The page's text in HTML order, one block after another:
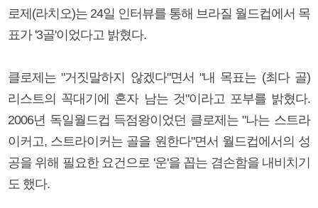
로제(라치오)는 24일 인터뷰를 통해 브라질 월드컵에서 목
표가 '3골'이었다고 밝혔다.
클로제는 "거짓말하지 않겠다"면서 "내 목표는 (최다 골)
리스트의 꼭대기에 혼자 남는 것"이라고 포부를 밝혔다.
2006년 독일월드컵 득점왕이었던 클로제는 "나는 스트라
이커고, 스트라이커는 골을 원한다"면서 월드컵에서의 성
공을 위해 필요한 요건으로 '운'을 꼽는 겸손함을 내비치기
도 했다.